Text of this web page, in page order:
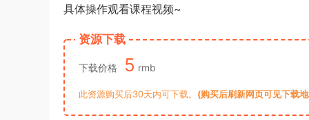
具体操作观看课程视频~
资源下载
下载价格 5 rmb
此资源购买后30天内可下载。 (购买后刷新网页可见下载